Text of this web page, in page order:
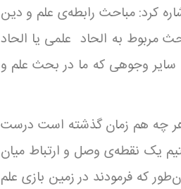
کرد: مباحث رابطه‌ی علم و دین
به الحاد علمی یا الحاد
سایر وجوهی که ما در بحث علم و
هر چه هم زمان گذشته است درست
یک نقطه‌ی وصل و ارتباط میان
که فرمودند در زمین بازی علم